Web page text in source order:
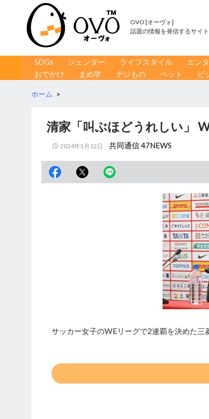
OVO [オーヴォ]
話題の情報を発信するサイト
コンテンツへ移動
SDGs ジェンダー ライフスタイル エン
おでかけ
まめ学 デジもの ペット ビ
ホーム >
清家「叫ぶほどうれしい」
2024年5月12日 共同通信 47NEWS
サッカー女子のWEリーグで2連覇を決めた